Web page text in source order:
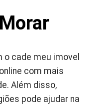
cade meu imovel
com mais
Além disso,
pode ajudar na